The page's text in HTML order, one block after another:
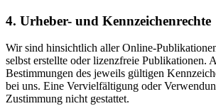
4. Urheber- und Kennzeichenrechte
Wir sind hinsichtlich aller Online-
selbst erstellte oder lizenzfreie Publikationen.
Bestimmungen des jeweils gültigen
bei uns. Eine Vervielfältigung oder
Zustimmung nicht gestattet.